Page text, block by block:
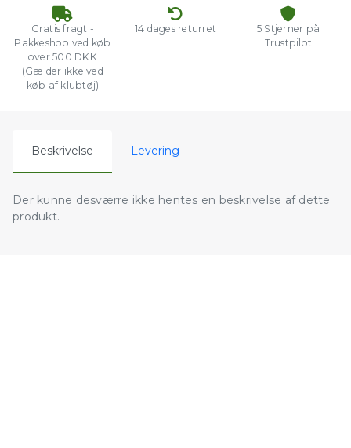
Gratis fragt -
Pakkeshop ved køb
over 500 DKK
(Gælder ikke ved
køb af klubtøj)
14 dages returret
5 Stjerner på
Trustpilot
Beskrivelse Levering
Der kunne desværre ikke hentes en beskrivelse af dette
produkt.